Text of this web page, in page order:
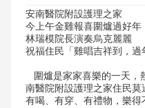
安南醫院附設護理之家
今上午金雞報喜圍爐過好年
林瑞模院長演奏烏克麗麗
祝福住民「雞唱吉祥到，過
圍爐是家家喜樂的一天，
南醫院附設護理之家住民莫
有喝、有穿、有禮物，樂